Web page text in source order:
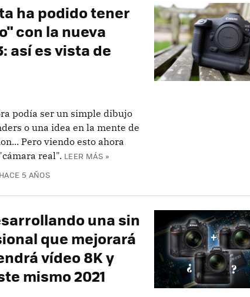
ha podido tener
con la nueva
así es vista de
podía ser un simple dibujo
o una idea en la mente de
Pero viendo esto ahora
real". LEER MÁS »
HACE 5 AÑOS
una sin
que mejorará
vídeo 8K y
mismo 2021